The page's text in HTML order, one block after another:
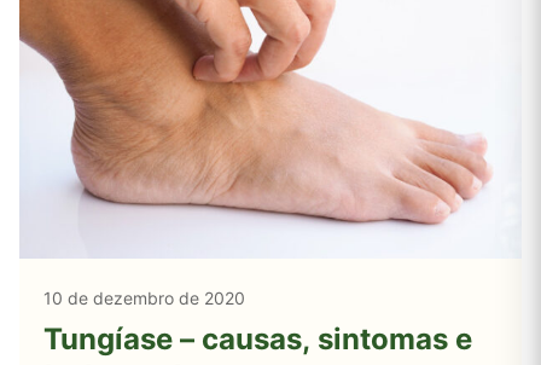
10 de dezembro de 2020
Tungíase – causas, sintomas e